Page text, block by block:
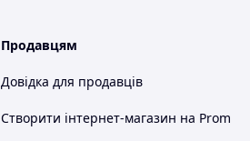
Продавцям
Довідка для продавців
Створити інтернет-магазин на Prom